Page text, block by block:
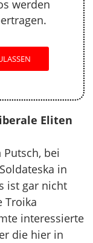
werden
Eliten
Putsch, bei
in
ist gar nicht
Troika
interessierte
die hier in